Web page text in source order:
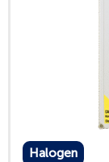
Halogen